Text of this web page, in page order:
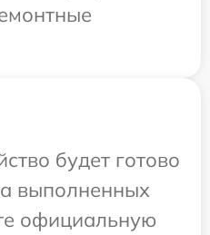
будет готово
выполненных
официальную